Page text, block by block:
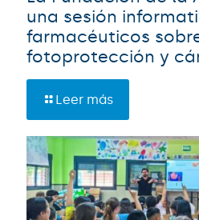
una sesión
farmacéuticos
fotoprotección y
Leer más